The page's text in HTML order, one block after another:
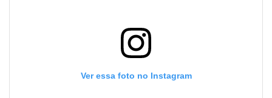
Ver essa foto no Instagram